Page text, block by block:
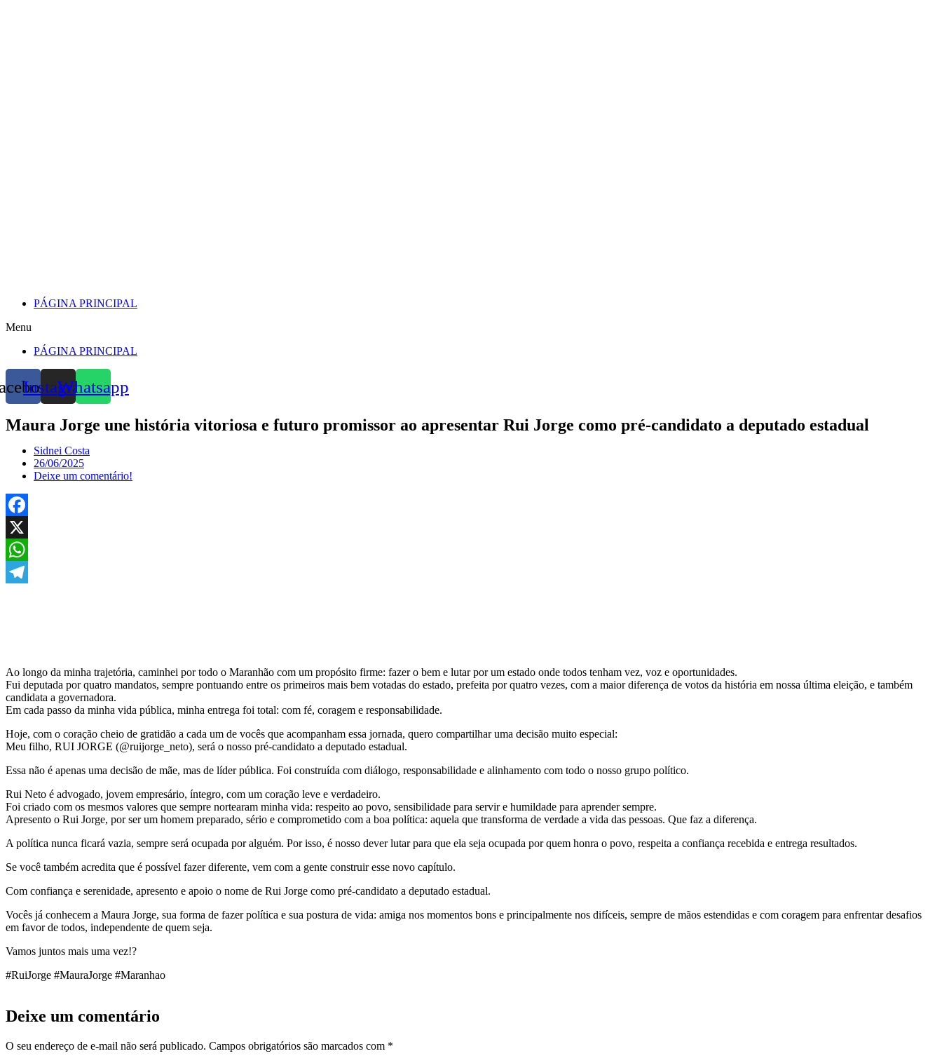
PÁGINA PRINCIPAL
Menu
PÁGINA PRINCIPAL
InstagramWhatsapp
Maura Jorge une história vitoriosa e futuro promissor ao apresentar Rui Jorge como pré-candidato a deputado estadual
Sidnei Costa
26/06/2025
Deixe um comentário!
Facebook
X
WhatsApp
Ao longo da minha trajetória, caminhei por todo o Maranhão com um propósito firme: fazer o bem e lutar por um estado onde todos tenham vez, voz e oportunidades.
Fui deputada por quatro mandatos, sempre pontuando entre os primeiros mais bem votadas do estado, prefeita por quatro vezes, com a maior diferença de votos da história em nossa última eleição, e também
candidata a governadora.
Em cada passo da minha vida pública, minha entrega foi total: com fé, coragem e responsabilidade.
Hoje, com o coração cheio de gratidão a cada um de vocês que acompanham essa jornada, quero compartilhar uma decisão muito especial:
Meu filho, RUI JORGE (@ruijorge_neto), será o nosso pré-candidato a deputado estadual.
Essa não é apenas uma decisão de mãe, mas de líder pública. Foi construída com diálogo, responsabilidade e alinhamento com todo o nosso grupo político.
Rui Neto é advogado, jovem empresário, íntegro, com um coração leve e verdadeiro.
Foi criado com os mesmos valores que sempre nortearam minha vida: respeito ao povo, sensibilidade para servir e humildade para aprender sempre.
Apresento o Rui Jorge, por ser um homem preparado, sério e comprometido com a boa política: aquela que transforma de verdade a vida das pessoas. Que faz a diferença.
A política nunca ficará vazia, sempre será ocupada por alguém. Por isso, é nosso dever lutar para que ela seja ocupada por quem honra o povo, respeita a confiança recebida e entrega resultados.
Se você também acredita que é possível fazer diferente, vem com a gente construir esse novo capítulo.
Com confiança e serenidade, apresento e apoio o nome de Rui Jorge como pré-candidato a deputado estadual.
Vocês já conhecem a Maura Jorge, sua forma de fazer política e sua postura de vida: amiga nos momentos bons e principalmente nos difíceis, sempre de mãos estendidas e com coragem para enfrentar desafios
em favor de todos, independente de quem seja.
Vamos juntos mais uma vez!?
#RuiJorge #MauraJorge #Maranhao
Deixe um comentário
O seu endereço de e-mail não será publicado. Campos obrigatórios são marcados com *